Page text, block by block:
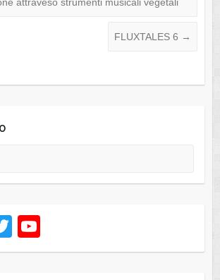
FLUXTALES 6 →
T
wi o